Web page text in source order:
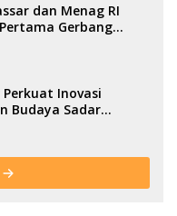
dan Menag RI
Gerbang
Perkuat Inovasi
Budaya Sadar